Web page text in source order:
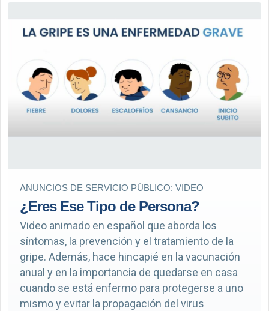
ANUNCIOS DE SERVICIO PÚBLICO: VIDEO
¿Eres Ese Tipo de Persona?
Video animado en español que aborda los
síntomas, la prevención y el tratamiento de la
gripe. Además, hace hincapié en la vacunación
anual y en la importancia de quedarse en casa
cuando se está enfermo para protegerse a uno
mismo y evitar la propagación del virus